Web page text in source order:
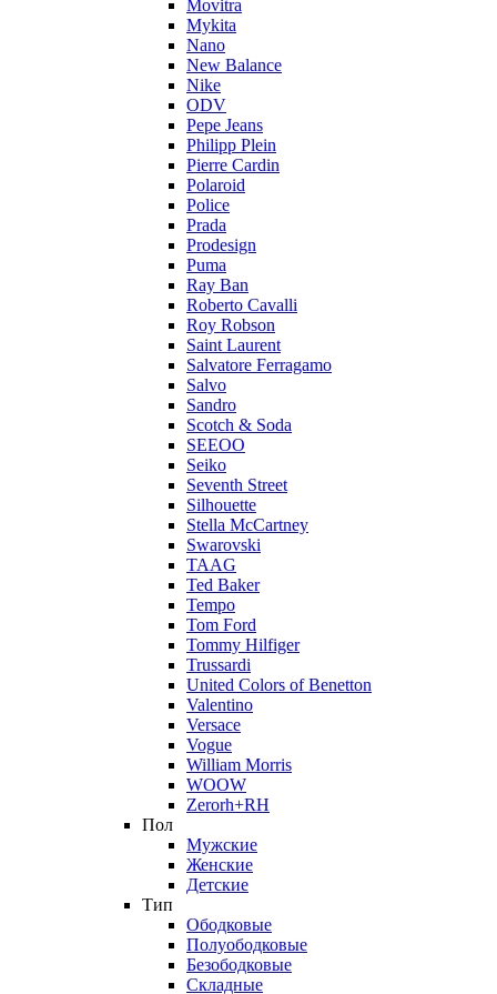
Movitra
Mykita
Nano
New Balance
Nike
ODV
Pepe Jeans
Philipp Plein
Pierre Cardin
Polaroid
Police
Prada
Prodesign
Puma
Ray Ban
Roberto Cavalli
Roy Robson
Saint Laurent
Salvatore Ferragamo
Salvo
Sandro
Scotch & Soda
SEEOO
Seiko
Seventh Street
Silhouette
Stella McCartney
Swarovski
TAAG
Ted Baker
Tempo
Tom Ford
Tommy Hilfiger
Trussardi
United Colors of Benetton
Valentino
Versace
Vogue
William Morris
WOOW
Zerorh+RH
Пол
Мужские
Женские
Детские
Тип
Ободковые
Полуободковые
Безободковые
Складные